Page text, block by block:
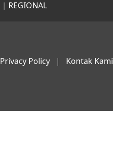
| REGIONAL
Privacy Policy | Kontak Kami